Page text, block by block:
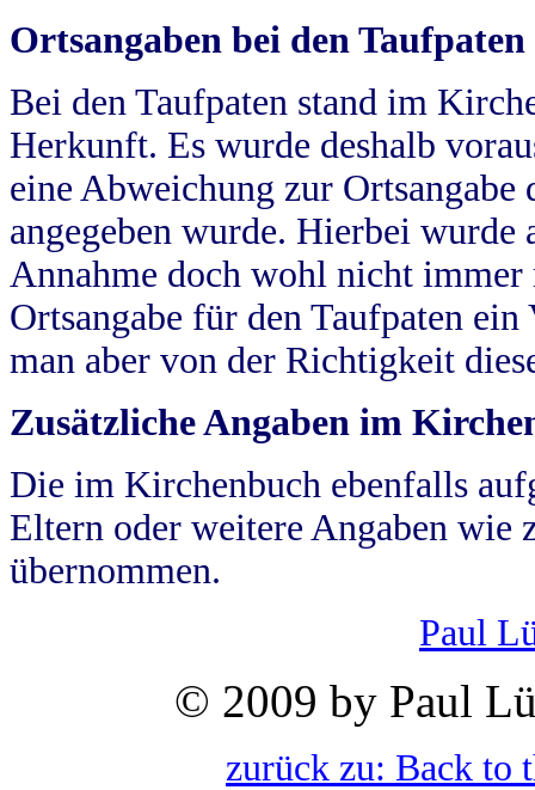
Ortsangaben bei den Taufpaten
Bei den Taufpaten stand im
Herkunft. Es wurde deshalb
eine Abweichung zur
angegeben wurde. Hierbei wurde
Annahme doch wohl nicht
Ortsangabe für den Taufpaten
man aber von der Richtigkeit
Zusätzliche Angaben im
Die im Kirchenbuch ebenfalls
Eltern oder weitere Angaben wie
übernommen.
Paul
© 2009 by Paul
zurück zu: Back to